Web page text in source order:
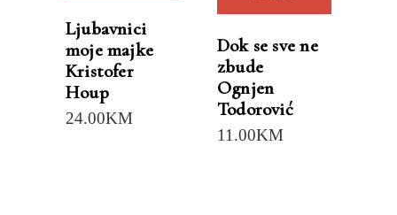
Ljubavnici
moje majke
Kristofer
Houp
24.00KM
Dok se sve ne
zbude
Ognjen
Todorović
11.00KM